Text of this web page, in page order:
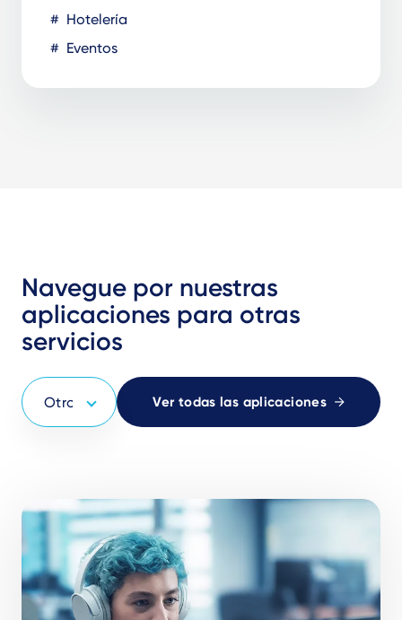
Hotelería
Eventos
Navegue por nuestras
aplicaciones para otras
servicios
Ver todas las aplicaciones